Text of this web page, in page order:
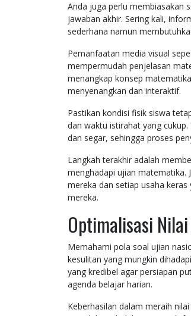
Anda juga perlu membiasakan
jawaban akhir. Sering kali,
sederhana namun
Pemanfaatan media visual
mempermudah penjelasan
menangkap konsep
menyenangkan dan interaktif.
Pastikan kondisi fisik siswa
dan waktu istirahat yang
dan segar, sehingga proses
Langkah terakhir adalah
menghadapi ujian matematika.
mereka dan setiap usaha
mereka.
Optimalisasi
Memahami pola soal ujian
kesulitan yang mungkin
yang kredibel agar persiapan
agenda belajar harian.
Keberhasilan dalam meraih